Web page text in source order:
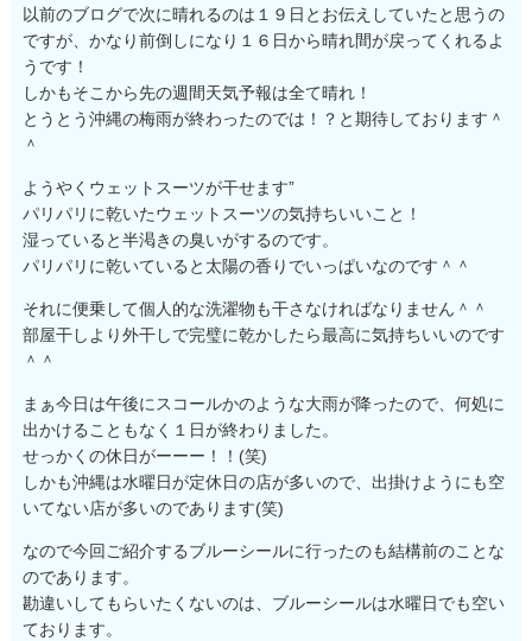
以前のブログで次に晴れるのは１９日とお伝えしていたと思うの
ですが、かなり前倒しになり１６日から晴れ間が戻ってくれるよ
うです！
しかもそこから先の週間天気予報は全て晴れ！
とうとう沖縄の梅雨が終わったのでは！？と期待しております＾
＾
ようやくウェットスーツが干せます”
パリパリに乾いたウェットスーツの気持ちいいこと！
湿っていると半渇きの臭いがするのです。
パリパリに乾いていると太陽の香りでいっぱいなのです＾＾
それに便乗して個人的な洗濯物も干さなければなりません＾＾
部屋干しより外干しで完璧に乾かしたら最高に気持ちいいのです
＾＾
まぁ今日は午後にスコールかのような大雨が降ったので、何処に
出かけることもなく１日が終わりました。
せっかくの休日がーーー！！(笑)
しかも沖縄は水曜日が定休日の店が多いので、出掛けようにも空
いてない店が多いのであります(笑)
なので今回ご紹介するブルーシールに行ったのも結構前のことな
のであります。
勘違いしてもらいたくないのは、ブルーシールは水曜日でも空い
ております。